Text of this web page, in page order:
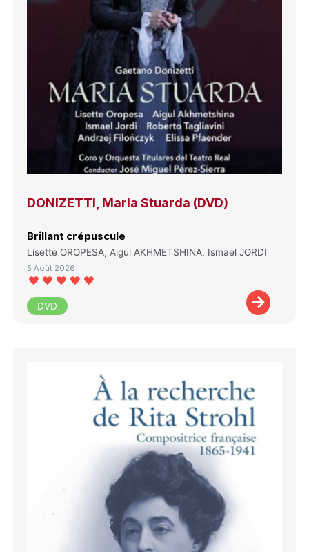
DONIZETTI, Maria Stuarda (DVD)
Brillant crépuscule
Lisette OROPESA, Aigul AKHMETSHINA, Ismael JORDI
5 Août 2026
DVD